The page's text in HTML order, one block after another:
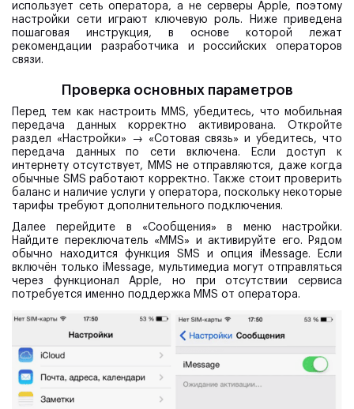
использует сеть оператора, а не серверы Apple, поэтому
настройки сети играют ключевую роль. Ниже приведена
пошаговая инструкция, в основе которой лежат
рекомендации разработчика и российских операторов
связи.
Проверка основных параметров
Перед тем как настроить MMS, убедитесь, что мобильная
передача данных корректно активирована. Откройте
раздел «Настройки» → «Сотовая связь» и убедитесь, что
передача данных по сети включена. Если доступ к
интернету отсутствует, MMS не отправляются, даже когда
обычные SMS работают корректно. Также стоит проверить
баланс и наличие услуги у оператора, поскольку некоторые
тарифы требуют дополнительного подключения.
Далее перейдите в «Сообщения» в меню настройки.
Найдите переключатель «MMS» и активируйте его. Рядом
обычно находится функция SMS и опция iMessage. Если
включён только iMessage, мультимедиа могут отправляться
через функционал Apple, но при отсутствии сервиса
потребуется именно поддержка MMS от оператора.